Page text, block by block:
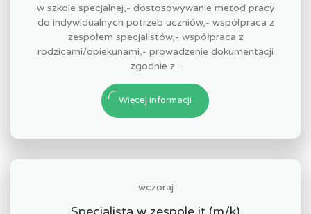
w szkole specjalnej,- dostosowywanie metod pracy
do indywidualnych potrzeb uczniów,- współpraca z
zespołem specjalistów,- współpraca z
rodzicami/opiekunami,- prowadzenie dokumentacji
zgodnie z...
Więcej informacji
wczoraj